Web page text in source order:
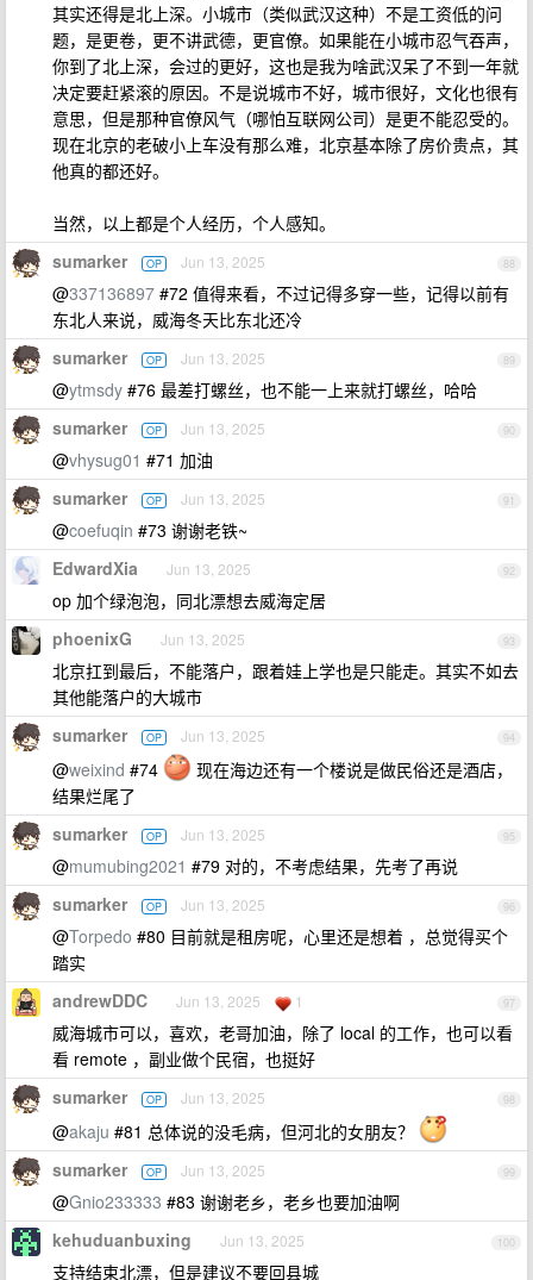
其实还得是北上深。小城市（类似武汉这种）不是工资低的问
题，是更卷，更不讲武德，更官僚。如果能在小城市忍气吞声，
你到了北上深，会过的更好，这也是我为啥武汉呆了不到一年就
决定要赶紧滚的原因。不是说城市不好，城市很好，文化也很有
意思，但是那种官僚风气（哪怕互联网公司）是更不能忍受的。
现在北京的老破小上车没有那么难，北京基本除了房价贵点，其
他真的都还好。
当然，以上都是个人经历，个人感知。
88
sumarker OP Jun 13, 2025
@337136897 #72 值得来看，不过记得多穿一些，记得以前有
东北人来说，威海冬天比东北还冷
89
sumarker OP Jun 13, 2025
@ytmsdy #76 最差打螺丝，也不能一上来就打螺丝，哈哈
90
sumarker OP Jun 13, 2025
@vhysug01 #71 加油
91
sumarker OP Jun 13, 2025
@coefuqin #73 谢谢老铁~
92
EdwardXia Jun 13, 2025
op 加个绿泡泡，同北漂想去威海定居
93
phoenixG Jun 13, 2025
北京扛到最后，不能落户，跟着娃上学也是只能走。其实不如去
其他能落户的大城市
94
sumarker OP Jun 13, 2025
@weixind #74
现在海边还有一个楼说是做民俗还是酒店，
结果烂尾了
95
sumarker OP Jun 13, 2025
@mumubing2021 #79 对的，不考虑结果，先考了再说
96
sumarker OP Jun 13, 2025
@Torpedo #80 目前就是租房呢，心里还是想着 ，总觉得买个
踏实
97
andrewDDC Jun 13, 2025 1
威海城市可以，喜欢，老哥加油，除了 local 的工作，也可以看
看 remote ，副业做个民宿，也挺好
98
sumarker OP Jun 13, 2025
@akaju #81 总体说的没毛病，但河北的女朋友？
99
sumarker OP Jun 13, 2025
@Gnio233333 #83 谢谢老乡，老乡也要加油啊
100
kehuduanbuxing Jun 13, 2025
支持结束北漂，但是建议不要回县城